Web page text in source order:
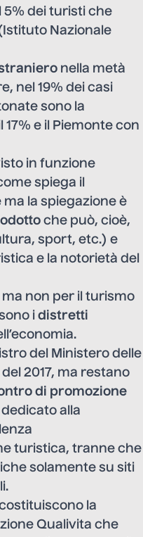
5% dei turisti che
Nazionale
nella metà
nel 19% dei casi
sono la
e il Piemonte con
in funzione
spiega il
la spiegazione è
che può, cioè,
sport, etc.) e
e la notorietà del
ma non per il turismo
i distretti
del Ministero delle
2017, ma restano
di promozione
alla
turistica, tranne che
solamente su siti
la
Qualivita che